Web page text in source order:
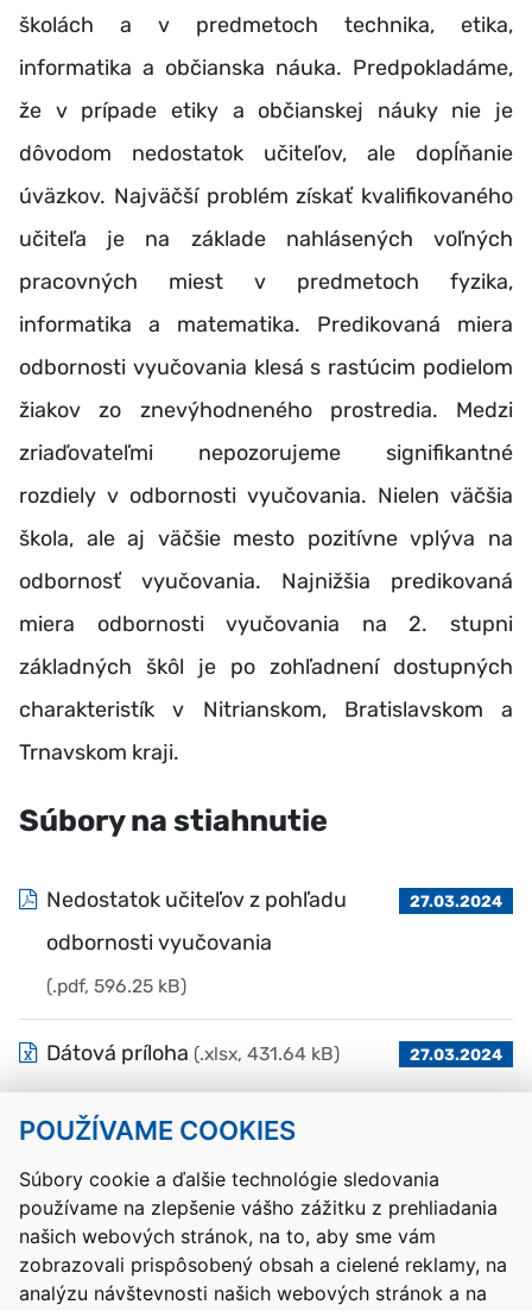
POUŽÍVAME COOKIES
Súbory cookie a ďalšie technológie sledovania
používame na zlepšenie vášho zážitku z prehliadania
našich webových stránok, na to, aby sme vám
zobrazovali prispôsobený obsah a cielené reklamy, na
analýzu návštevnosti našich webových stránok a na
školách a v predmetoch technika, etika,
informatika a občianska náuka. Predpokladáme,
že v prípade etiky a občianskej náuky nie je
dôvodom nedostatok učiteľov, ale dopĺňanie
úväzkov. Najväčší problém získať kvalifikovaného
učiteľa je na základe nahlásených voľných
pracovných miest v predmetoch fyzika,
informatika a matematika. Predikovaná miera
odbornosti vyučovania klesá s rastúcim podielom
žiakov zo znevýhodneného prostredia. Medzi
zriaďovateľmi nepozorujeme signifikantné
rozdiely v odbornosti vyučovania. Nielen väčšia
škola, ale aj väčšie mesto pozitívne vplýva na
odbornosť vyučovania. Najnižšia predikovaná
miera odbornosti vyučovania na 2. stupni
základných škôl je po zohľadnení dostupných
charakteristík v Nitrianskom, Bratislavskom a
Trnavskom kraji.
Súbory na stiahnutie
Nedostatok učiteľov z pohľadu
odbornosti vyučovania
(.pdf, 596.25 kB)
27.03.2024
Dátová príloha (.xlsx, 431.64 kB) 27.03.2024
Kontakty Mapa stránky RSS
Vyhlásenie o prístupnosti
Nastavenia cookies
Prevádzkovateľom služby je Ministerstvo školstva, výskumu,
vývoja a mládeže Slovenskej republiky.